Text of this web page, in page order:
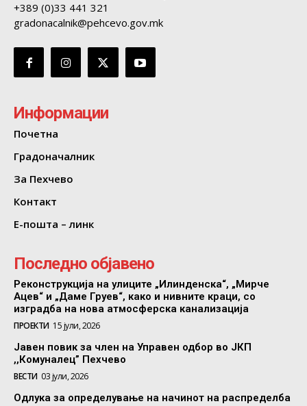
+389 (0)33 441 321
gradonacalnik@pehcevo.gov.mk
Информации
Почетна
Градоначалник
За Пехчево
Контакт
Е-пошта – линк
Последно објавено
Реконструкција на улиците „Илинденска“, „Мирче
Ацев“ и „Даме Груев“, како и нивните краци, со
изградба на нова атмосферска канализација
ПРОЕКТИ 15 јули, 2026
Јавен повик за член на Управен одбор во ЈКП
,,Комуналец” Пехчево
ВЕСТИ 03 јули, 2026
Одлука за определување на начинот на распределба